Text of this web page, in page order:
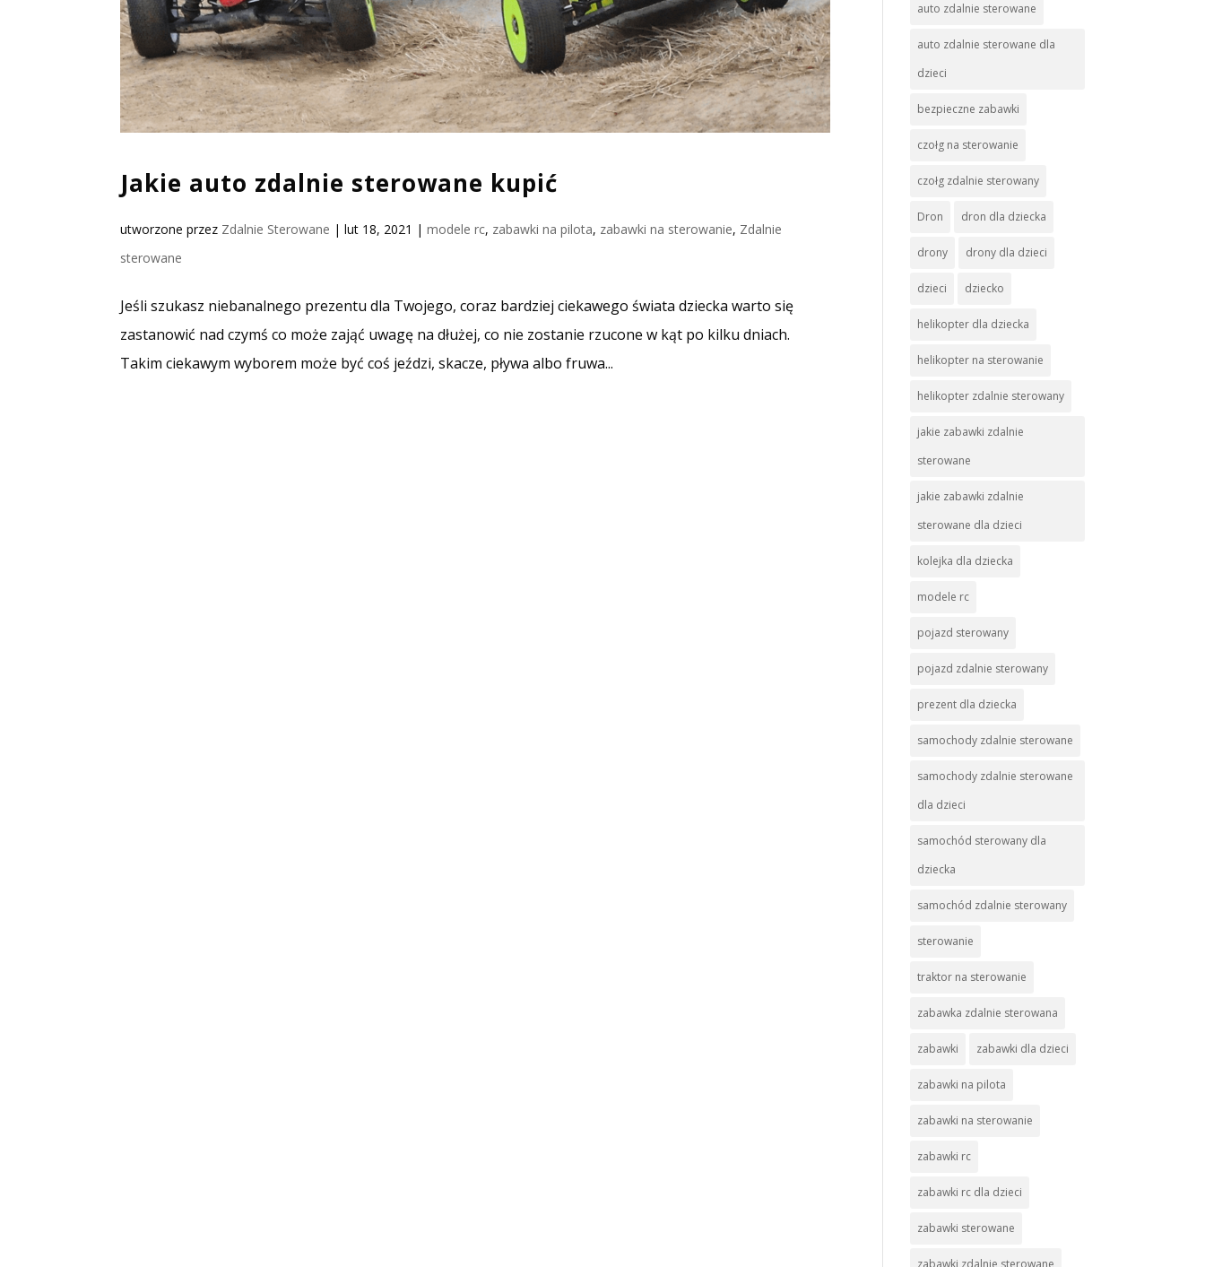
Jakie auto zdalnie sterowane kupić
utworzone przez Zdalnie Sterowane |lut 18, 2021 |modele rc, zabawki na pilota, zabawki na sterowanie, Zdalnie
sterowane
Jeśli szukasz niebanalnego prezentu dla Twojego, coraz bardziej ciekawego świata dziecka warto się
zastanowić nad czymś co może zająć uwagę na dłużej, co nie zostanie rzucone w kąt po kilku dniach.
Takim ciekawym wyborem może być coś jeździ, skacze, pływa albo fruwa...
auto zdalnie sterowane
auto zdalnie sterowane dla
dzieci
bezpieczne zabawki
czołg na sterowanie
czołg zdalnie sterowany
Dron dron dla dziecka
drony drony dla dzieci
dzieci dziecko
helikopter dla dziecka
helikopter na sterowanie
helikopter zdalnie sterowany
jakie zabawki zdalnie
sterowane
jakie zabawki zdalnie
sterowane dla dzieci
kolejka dla dziecka
modele rc
pojazd sterowany
pojazd zdalnie sterowany
prezent dla dziecka
samochody zdalnie sterowane
samochody zdalnie sterowane
dla dzieci
samochód sterowany dla
dziecka
samochód zdalnie sterowany
sterowanie
traktor na sterowanie
zabawka zdalnie sterowana
zabawki zabawki dla dzieci
zabawki na pilota
zabawki na sterowanie
zabawki rc
zabawki rc dla dzieci
zabawki sterowane
zabawki zdalnie sterowane